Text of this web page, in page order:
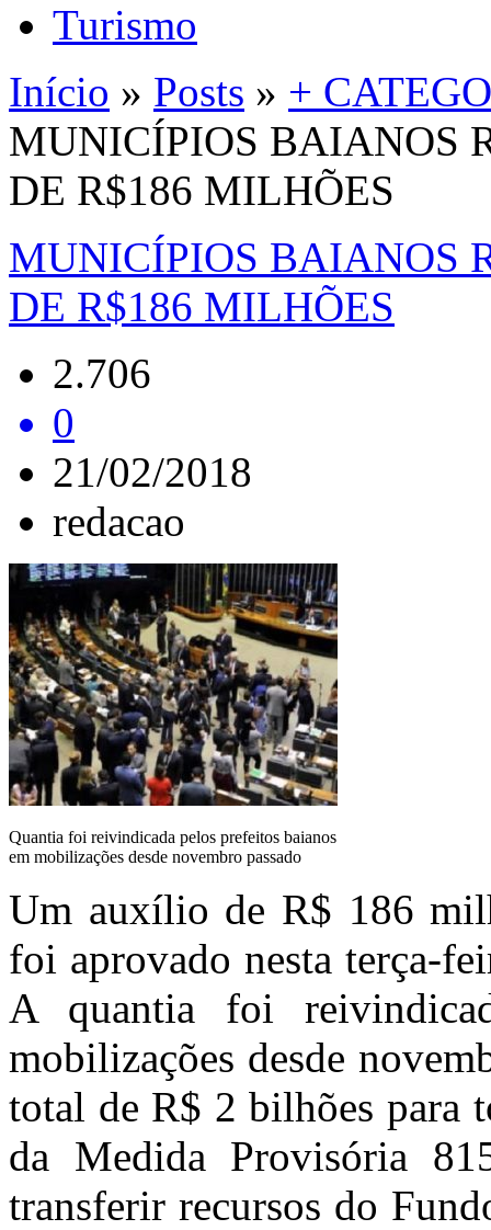
Turismo
Início » Posts » +
MUNICÍPIOS BAIANOS
DE R$186 MILHÕES
MUNICÍPIOS BAIANOS
DE R$186 MILHÕES
2.706
0
21/02/2018
redacao
Quantia foi reivindicada pelos prefeitos baianos
em mobilizações desde novembro passado
Um auxílio de R$ 186
foi aprovado nesta terça-
A quantia foi
mobilizações desde
total de R$ 2 bilhões para
da Medida Provisória
transferir recursos do